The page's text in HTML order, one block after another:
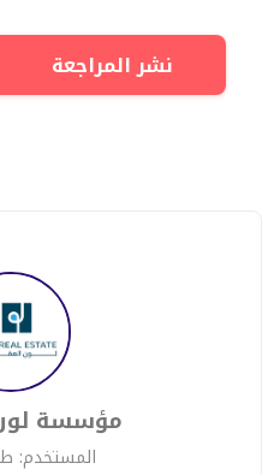
نشر المراجعة
مؤسسة لون
المستخدم: